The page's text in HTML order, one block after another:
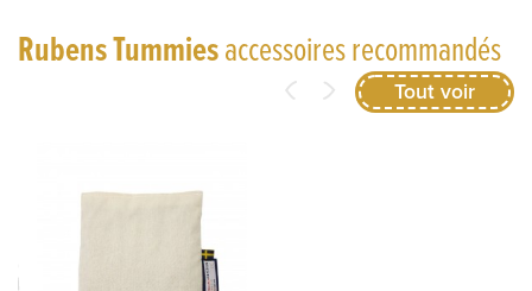
Rubens Tummiesaccessoires recommandés
Tout voir